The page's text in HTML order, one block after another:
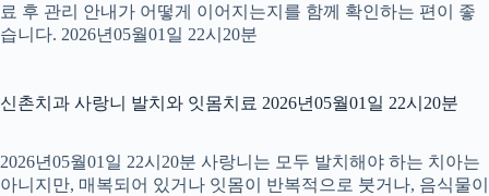
료 후 관리 안내가 어떻게 이어지는지를 함께 확인하는 편이 좋
습니다. 2026년05월01일 22시20분
신촌치과 사랑니 발치와 잇몸치료 2026년05월01일 22시20분
2026년05월01일 22시20분 사랑니는 모두 발치해야 하는 치아는
아니지만, 매복되어 있거나 잇몸이 반복적으로 붓거나, 음식물이